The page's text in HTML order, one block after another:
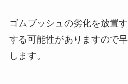
ゴムブッシュの劣化を放置
する可能性がありますので
します。